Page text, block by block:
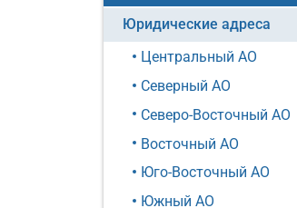
Юридические адреса
Центральный АО
Северный АО
Северо-Восточный АО
Восточный АО
Юго-Восточный АО
Южный АО